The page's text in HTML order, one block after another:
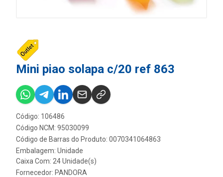
Mini piao solapa c/20 ref 863
Código: 106486
Código NCM: 95030099
Código de Barras do Produto: 0070341064863
Embalagem: Unidade
Caixa Com: 24 Unidade(s)
Fornecedor: PANDORA